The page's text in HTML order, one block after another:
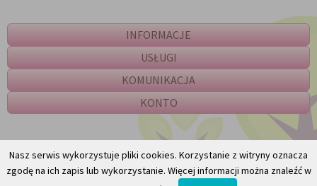
INFORMACJE
USŁUGI
KOMUNIKACJA
KONTO
Nasz serwis wykorzystuje pliki cookies. Korzystanie z witryny oznacza
zgodę na ich zapis lub wykorzystanie. Więcej informacji można znaleźć w